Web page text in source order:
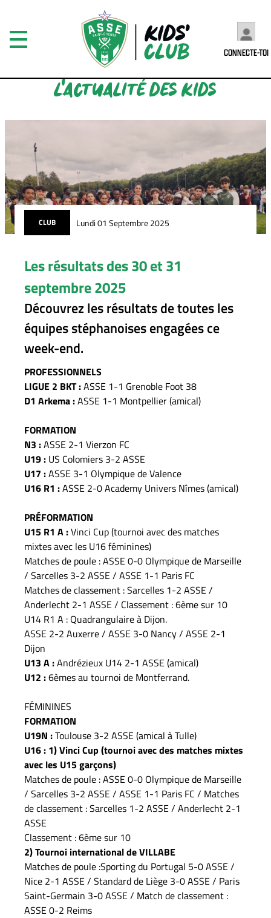
CONNECTE-TOI
L'ACTUALITÉ DES KIDS
CLUB Lundi 01 Septembre 2025
Les résultats des 30 et 31
septembre 2025
Découvrez les résultats de toutes les
équipes stéphanoises engagées ce
week-end.
PROFESSIONNELS
LIGUE 2 BKT :ASSE 1-1 Grenoble Foot 38
D1 Arkema :ASSE 1-1 Montpellier (amical)
FORMATION
N3 :ASSE 2-1 Vierzon FC
U19 : US Colomiers 3-2 ASSE
U17 :ASSE 3-1 Olympique de Valence
U16 R1 :ASSE 2-0 Academy Univers Nîmes (amical)
PRÉFORMATION
U15 R1 A :Vinci Cup (tournoi avec des matches
mixtes avec les U16 féminines)
Matches de poule : ASSE 0-0 Olympique de Marseille
/ Sarcelles 3-2 ASSE / ASSE 1-1 Paris FC
Matches de classement : Sarcelles 1-2 ASSE /
Anderlecht 2-1 ASSE / Classement : 6ème sur 10
U14 R1 A : Quadrangulaire à Dijon.
ASSE 2-2 Auxerre / ASSE 3-0 Nancy / ASSE 2-1
Dijon
U13 A :Andrézieux U14 2-1 ASSE (amical)
U12 :6èmes au tournoi de Montferrand.
FÉMININES
FORMATION
U19N :Toulouse 3-2 ASSE (amical à Tulle)
U16 : 1) Vinci Cup (tournoi avec des matches mixtes
avec les U15 garçons)
Matches de poule : ASSE 0-0 Olympique de Marseille
/ Sarcelles 3-2 ASSE / ASSE 1-1 Paris FC / Matches
de classement : Sarcelles 1-2 ASSE / Anderlecht 2-1
ASSE
Classement : 6ème sur 10
2) Tournoi international de VILLABE
Matches de poule :Sporting du Portugal 5-0 ASSE /
Nice 2-1 ASSE / Standard de Liège 3-0 ASSE / Paris
Saint-Germain 3-0 ASSE / Match de classement :
ASSE 0-2 Reims